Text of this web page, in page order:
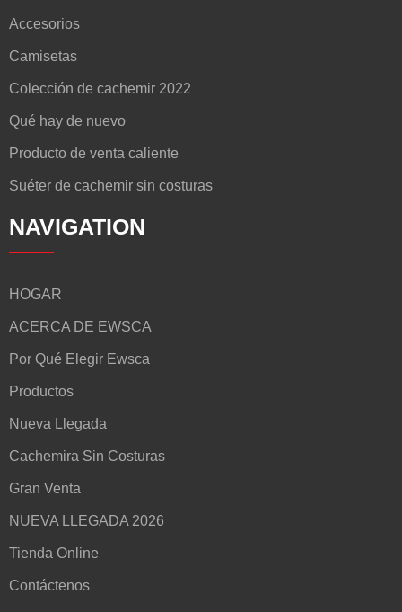
Accesorios
Camisetas
Colección de cachemir 2022
Qué hay de nuevo
Producto de venta caliente
Suéter de cachemir sin costuras
NAVIGATION
HOGAR
ACERCA DE EWSCA
Por Qué Elegir Ewsca
Productos
Nueva Llegada
Cachemira Sin Costuras
Gran Venta
NUEVA LLEGADA 2026
Tienda Online
Contáctenos